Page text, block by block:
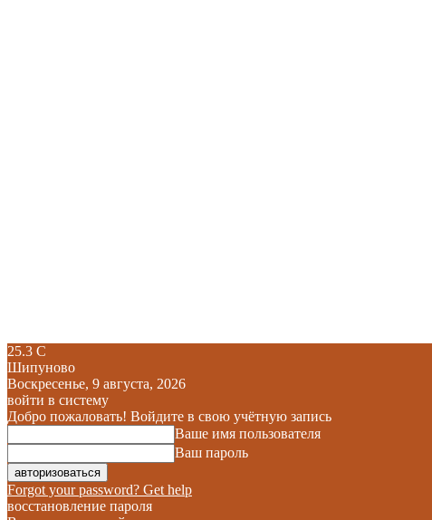
25.3 C
Шипуново
Воскресенье, 9 августа, 2026
войти в систему
Добро пожаловать! Войдите в свою учётную запись
Ваше имя пользователя
Ваш пароль
Forgot your password? Get help
восстановление пароля